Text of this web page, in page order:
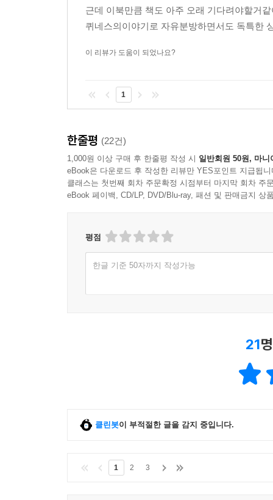
근데 이북만큼 책도 아주 오래 기다려야할거
퀴네스의이야기로 자유분방하면서도 독특한
이 리뷰가 도움이 되었나요?
1
한줄평 (22건)
1,000원 이상 구매 후 한줄평 작성 시 일반회원 50원, 마니
eBook은 다운로드 후 작성한 리뷰만 YES포인트 지급됩니
클래스는 첫번째 회차 주문확정 시점부터 마지막 회차 주
eBook 페이백, CD/LP, DVD/Blu-ray, 패션 및 판매금지 상
평점
한글 기준 50자까지 작성가능
21
클린봇이 부적절한 글을 감지 중입니다.
1 2 3